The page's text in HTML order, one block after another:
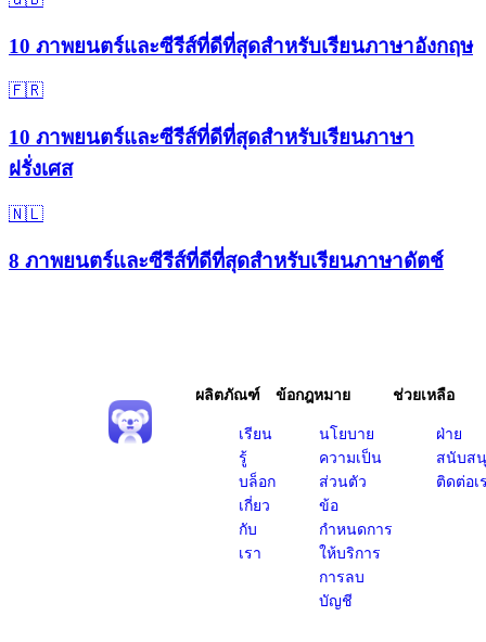
10 ภาพยนตร์และซีรีส์ที่ดีที่สุดสำหรับเรียนภาษาอังกฤษ
🇫🇷
10 ภาพยนตร์และซีรีส์ที่ดีที่สุดสำหรับเรียนภาษา
ฝรั่งเศส
🇳🇱
8 ภาพยนตร์และซีรีส์ที่ดีที่สุดสำหรับเรียนภาษาดัตช์
ผลิตภัณฑ์
เรียน
รู้
บล็อก
เกี่ยว
กับ
เรา
ข้อกฎหมาย
นโยบาย
ความเป็น
ส่วนตัว
ข้อ
กำหนดการ
ให้บริการ
การลบ
บัญชี
ช่วยเหลือ
ฝ่าย
สนับส
ติดต่อเ